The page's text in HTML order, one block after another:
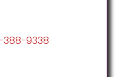
388-9338